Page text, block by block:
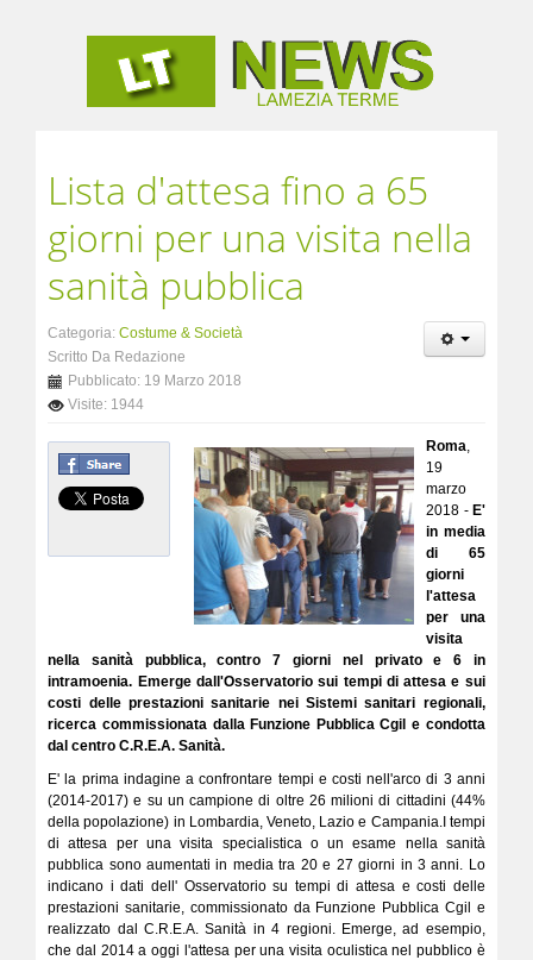
Lista d'attesa fino a 65
giorni per una visita nella
sanità pubblica
Categoria:Costume & Società
Scritto Da Redazione
Pubblicato: 19 Marzo 2018
Visite: 1944
Roma,
19
marzo
2018 - E'
in media
di 65
giorni
l'attesa
per una
visita
nella sanità pubblica, contro 7 giorni nel privato e 6 in
intramoenia. Emerge dall'Osservatorio sui tempi di attesa e sui
costi delle prestazioni sanitarie nei Sistemi sanitari regionali,
ricerca commissionata dalla Funzione Pubblica Cgil e condotta
dal centro C.R.E.A. Sanità.
E' la prima indagine a confrontare tempi e costi nell'arco di 3 anni
(2014-2017) e su un campione di oltre 26 milioni di cittadini (44%
della popolazione) in Lombardia, Veneto, Lazio e Campania.I tempi
di attesa per una visita specialistica o un esame nella sanità
pubblica sono aumentati in media tra 20 e 27 giorni in 3 anni. Lo
indicano i dati dell' Osservatorio su tempi di attesa e costi delle
prestazioni sanitarie, commissionato da Funzione Pubblica Cgil e
realizzato dal C.R.E.A. Sanità in 4 regioni. Emerge, ad esempio,
che dal 2014 a oggi l'attesa per una visita oculistica nel pubblico è